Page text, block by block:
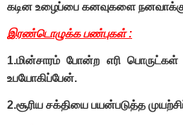
கடின உழைப்பை கனவுகளை
இரண்டொழுக்க பண்புகள் :
1.மின்சாரம் போன்ற எரி
உபயோகிப்பேன்.
2.சூரிய சக்தியை பயன்படுத்த